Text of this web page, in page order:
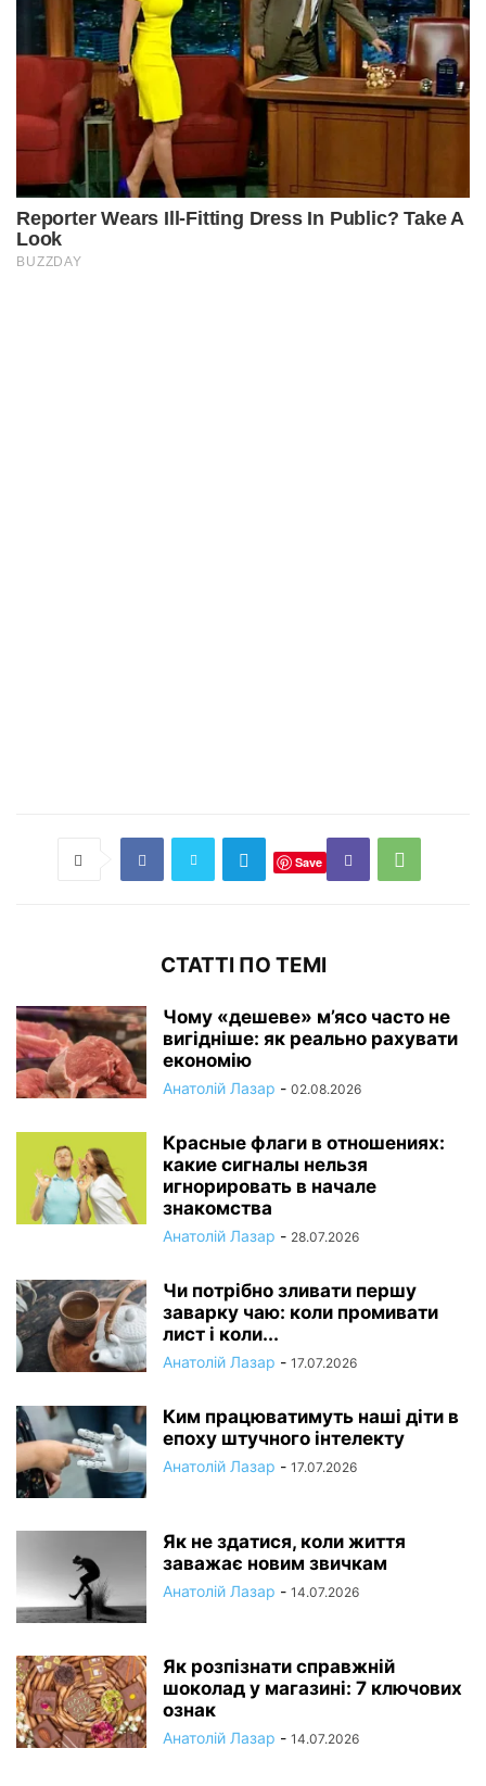
Save
СТАТТІ ПО ТЕМІ
Чому «дешеве» м’ясо часто не
вигідніше: як реально рахувати
економію
Анатолій Лазар - 02.08.2026
Красные флаги в отношениях:
какие сигналы нельзя
игнорировать в начале
знакомства
Анатолій Лазар - 28.07.2026
Чи потрібно зливати першу
заварку чаю: коли промивати
лист і коли...
Анатолій Лазар - 17.07.2026
Ким працюватимуть наші діти в
епоху штучного інтелекту
Анатолій Лазар - 17.07.2026
Як не здатися, коли життя
заважає новим звичкам
Анатолій Лазар - 14.07.2026
Як розпізнати справжній
шоколад у магазині: 7 ключових
ознак
Анатолій Лазар - 14.07.2026